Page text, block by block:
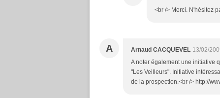
<br /> Merci. N'hésitez
A Arnaud CACQUEVEL 13/02/
A noter également une initiative
"Les Veilleurs". Initiative
de la prospection.<br /> http://